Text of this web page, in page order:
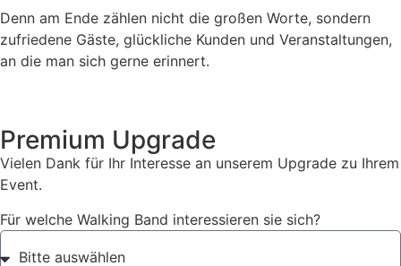
Denn am Ende zählen nicht die großen Worte, sondern
zufriedene Gäste, glückliche Kunden und Veranstaltungen,
an die man sich gerne erinnert.
Premium Upgrade
Vielen Dank für Ihr Interesse an unserem Upgrade zu Ihrem
Event.
Für welche Walking Band interessieren sie sich?